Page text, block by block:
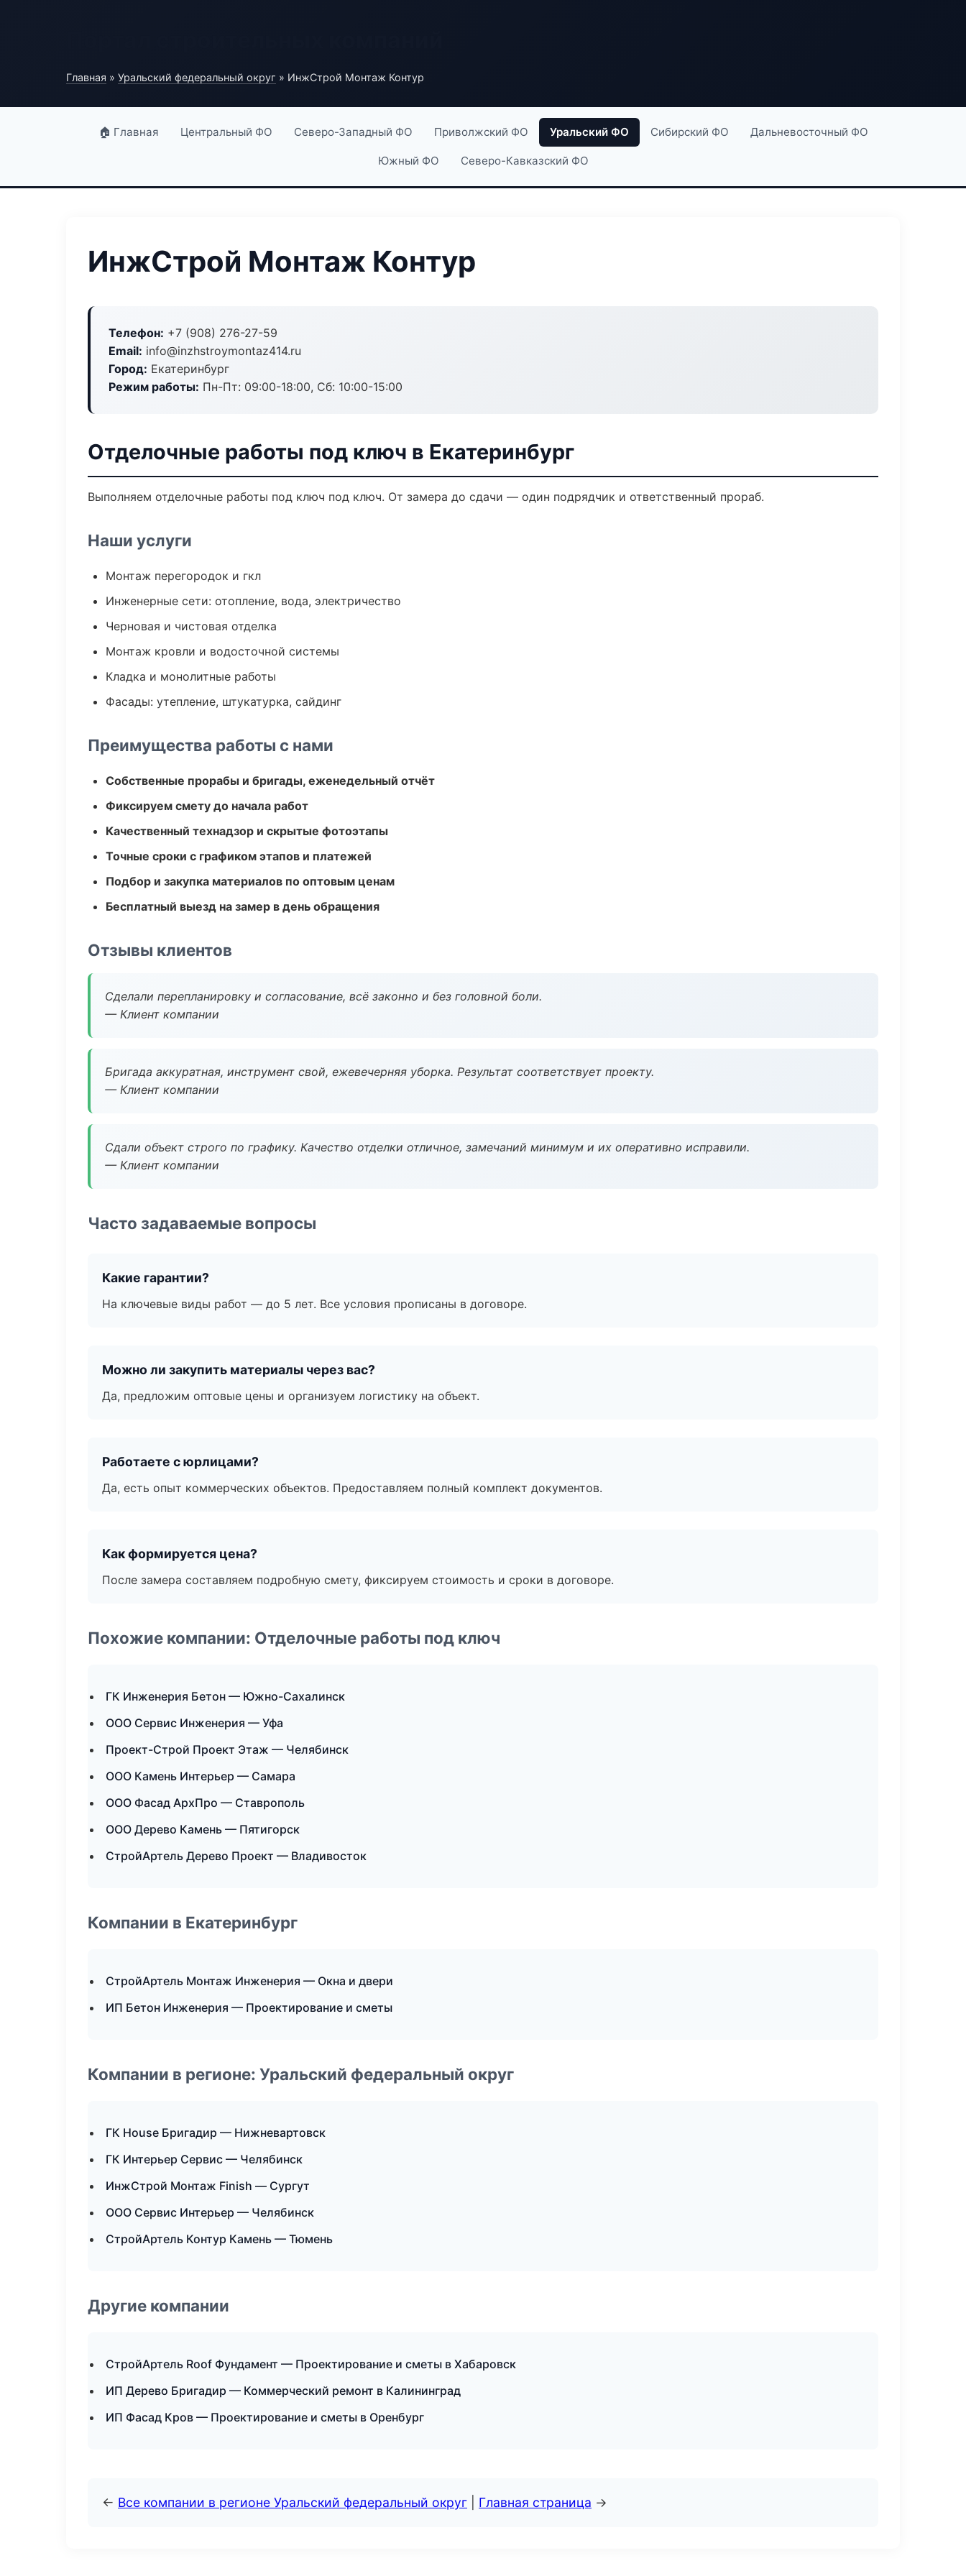
Главная » Уральский федеральный округ » ИнжСтрой Монтаж Контур
🏠 Главная Центральный ФО Северо-Западный ФО Приволжский ФО Уральский ФО Сибирский ФО Дальневосточный ФО
Южный ФО Северо-Кавказский ФО
ИнжСтрой Монтаж Контур
Телефон: +7 (908) 276-27-59
Email: info@inzhstroymontaz414.ru
Город: Екатеринбург
Режим работы: Пн-Пт: 09:00-18:00, Сб: 10:00-15:00
Отделочные работы под ключ в Екатеринбург
Выполняем отделочные работы под ключ под ключ. От замера до сдачи — один подрядчик и ответственный прораб.
Наши услуги
Монтаж перегородок и гкл
Инженерные сети: отопление, вода, электричество
Черновая и чистовая отделка
Монтаж кровли и водосточной системы
Кладка и монолитные работы
Фасады: утепление, штукатурка, сайдинг
Преимущества работы с нами
Собственные прорабы и бригады, еженедельный отчёт
Фиксируем смету до начала работ
Качественный технадзор и скрытые фотоэтапы
Точные сроки с графиком этапов и платежей
Подбор и закупка материалов по оптовым ценам
Бесплатный выезд на замер в день обращения
Отзывы клиентов
Сделали перепланировку и согласование, всё законно и без головной боли.
— Клиент компании
Бригада аккуратная, инструмент свой, ежевечерняя уборка. Результат соответствует проекту.
— Клиент компании
Сдали объект строго по графику. Качество отделки отличное, замечаний минимум и их оперативно исправили.
— Клиент компании
Часто задаваемые вопросы
Какие гарантии?
На ключевые виды работ — до 5 лет. Все условия прописаны в договоре.
Можно ли закупить материалы через вас?
Да, предложим оптовые цены и организуем логистику на объект.
Работаете с юрлицами?
Да, есть опыт коммерческих объектов. Предоставляем полный комплект документов.
Как формируется цена?
После замера составляем подробную смету, фиксируем стоимость и сроки в договоре.
Похожие компании: Отделочные работы под ключ
ГК Инженерия Бетон — Южно-Сахалинск
ООО Сервис Инженерия — Уфа
Проект-Строй Проект Этаж — Челябинск
ООО Камень Интерьер — Самара
ООО Фасад АрхПро — Ставрополь
ООО Дерево Камень — Пятигорск
СтройАртель Дерево Проект — Владивосток
Компании в Екатеринбург
СтройАртель Монтаж Инженерия — Окна и двери
ИП Бетон Инженерия — Проектирование и сметы
Компании в регионе: Уральский федеральный округ
ГК House Бригадир — Нижневартовск
ГК Интерьер Сервис — Челябинск
ИнжСтрой Монтаж Finish — Сургут
ООО Сервис Интерьер — Челябинск
СтройАртель Контур Камень — Тюмень
Другие компании
СтройАртель Roof Фундамент — Проектирование и сметы в Хабаровск
ИП Дерево Бригадир — Коммерческий ремонт в Калининград
ИП Фасад Кров — Проектирование и сметы в Оренбург
← Все компании в регионе Уральский федеральный округ Главная страница →